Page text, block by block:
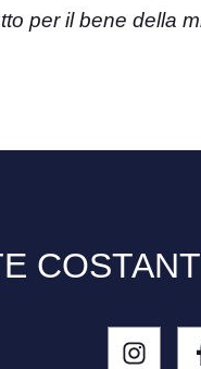
per il bene della